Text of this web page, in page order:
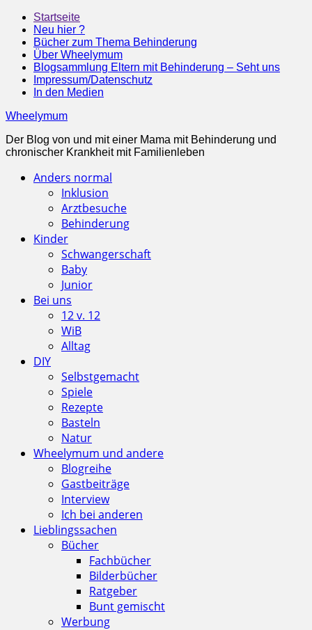
Startseite
Neu hier ?
Bücher zum Thema Behinderung
Über Wheelymum
Blogsammlung Eltern mit Behinderung – Seht uns
Impressum/Datenschutz
In den Medien
Wheelymum
Der Blog von und mit einer Mama mit Behinderung und
chronischer Krankheit mit Familienleben
Anders normal
Inklusion
Arztbesuche
Behinderung
Kinder
Schwangerschaft
Baby
Junior
Bei uns
12 v. 12
WiB
Alltag
DIY
Selbstgemacht
Spiele
Rezepte
Basteln
Natur
Wheelymum und andere
Blogreihe
Gastbeiträge
Interview
Ich bei anderen
Lieblingssachen
Bücher
Fachbücher
Bilderbücher
Ratgeber
Bunt gemischt
Werbung